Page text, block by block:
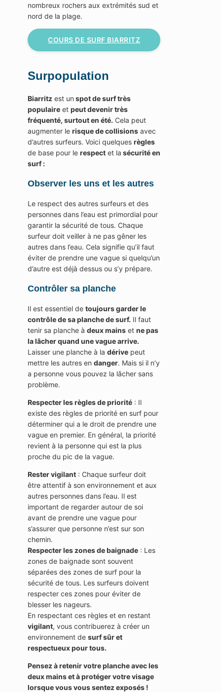
nombreux rochers aux extrémités sud et
nord de la plage.
COURS DE SURF BIARRITZ
Surpopulation
Biarritz est un spot de surf très
populaire et peut devenir très
fréquenté, surtout en été. Cela peut
augmenter le risque de collisions avec
d’autres surfeurs. Voici quelques règles
de base pour le respect et la sécurité en
surf :
Observer les uns et les autres
Le respect des autres surfeurs et des
personnes dans l’eau est primordial pour
garantir la sécurité de tous. Chaque
surfeur doit veiller à ne pas gêner les
autres dans l’eau. Cela signifie qu’il faut
éviter de prendre une vague si quelqu’un
d’autre est déjà dessus ou s’y prépare.
Contrôler sa planche
Il est essentiel de toujours garder le
contrôle de sa planche de surf. Il faut
tenir sa planche à deux mains et ne pas
la lâcher quand une vague arrive.
Laisser une planche à la dérive peut
mettre les autres en danger. Mais si il n’y
a personne vous pouvez la lâcher sans
problème.
Respecter les règles de priorité : Il
existe des règles de priorité en surf pour
déterminer qui a le droit de prendre une
vague en premier. En général, la priorité
revient à la personne qui est la plus
proche du pic de la vague.
Rester vigilant : Chaque surfeur doit
être attentif à son environnement et aux
autres personnes dans l’eau. Il est
important de regarder autour de soi
avant de prendre une vague pour
s’assurer que personne n’est sur son
chemin.
Respecter les zones de baignade : Les
zones de baignade sont souvent
séparées des zones de surf pour la
sécurité de tous. Les surfeurs doivent
respecter ces zones pour éviter de
blesser les nageurs.
En respectant ces règles et en restant
vigilant, vous contribuerez à créer un
environnement de surf sûr et
respectueux pour tous.
Pensez à retenir votre planche avec les
deux mains et à protéger votre visage
lorsque vous vous sentez exposés !